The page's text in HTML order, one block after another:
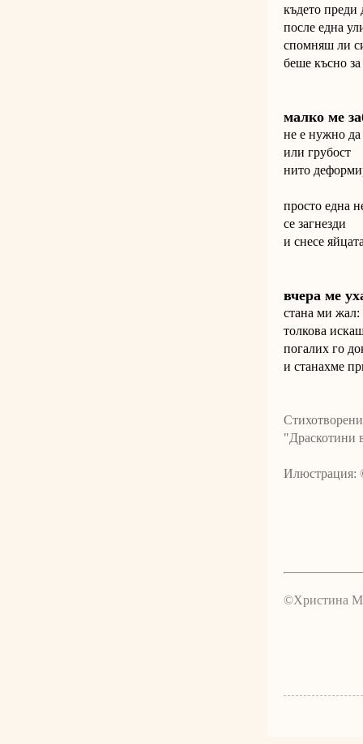
където преди
после една
спомняш ли
беше късно
малко ме
не е нужно
или грубост
нито
просто една
се загнезди
и снесе
вчера ме
стана ми жал:
толкова
погалих го
и станахме
Илюстрация:
©Христина